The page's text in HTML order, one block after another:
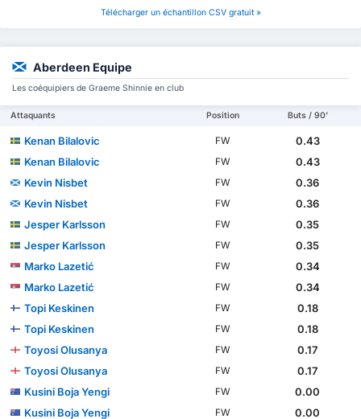
Télécharger un échantillon CSV gratuit »
Aberdeen Equipe
Les coéquipiers de Graeme Shinnie en club
Attaquants Position Buts / 90'
Kenan Bilalovic FW
0.43
Kenan Bilalovic
FW
0.43
Kevin Nisbet
FW
0.36
Kevin Nisbet
FW
0.36
Jesper Karlsson
FW
0.35
Jesper Karlsson
FW
0.35
Marko Lazetić
FW
0.34
Marko Lazetić
FW
0.34
Topi Keskinen
FW
0.18
Topi Keskinen
FW
0.18
Toyosi Olusanya
FW
0.17
Toyosi Olusanya
FW
0.17
Kusini Boja Yengi
FW
0.00
Kusini Boja Yengi
FW
0.00